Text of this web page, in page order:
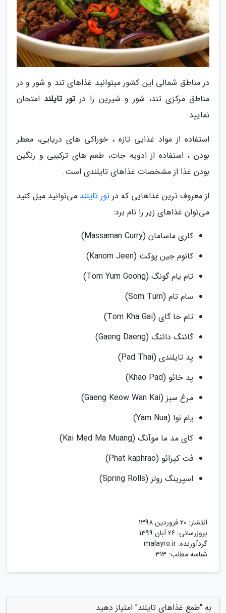
در مناطق شمالی این کشور میتوانید غذاهای تند و شور و در
مناطق مرکزی تند، شور و شیرین را درتور تایلند امتحان
نمایید.
استفاده از مواد غذایی تازه ، خوراکی های دریایی، معطر
بودن ، استفاده از ادویه جات، طعم های ترکیبی و رنگین
بودن غذا از مشخصات غذاهای تایلندی است.
از معروف ترین غذاهایی که در تور تایلند می‌توانید میل کنید
می‌توان غذاهای زیر را نام برد:
کاری ماسامان (Massaman Curry)
کانوم جین پوکت (Kanom Jeen)
تام یام گونگ (Tom Yum Goong)
سام تام (Som Tum)
تام خا گای (Tom Kha Gai)
گائنگ دائنگ (Gaeng Daeng)
پد تایلندی (Pad Thai)
پد خائو (Khao Pad)
مرغ سبز (Gaeng Keow Wan Kai)
یام نوا (Yam Nua)
کای مد ما موآنگ (Kai Med Ma Muang)
فَت کپرائو (Phat kaphrao)
اسپرینگ رولز (Spring Rolls)
انتشار: 20 فروردین 1398
بروزرسانی: 26 آبان 1399
گردآورنده: malayro.ir
شناسه مطلب: 313
به "طمع غذاهای تایلند" امتیاز دهید